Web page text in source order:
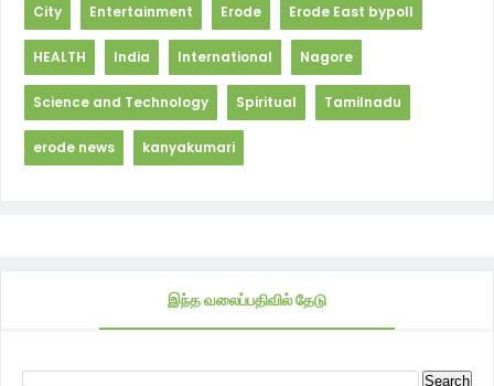
City Entertainment Erode Erode East bypoll
HEALTH India International Nagore
Science and Technology Spiritual Tamilnadu
erode news kanyakumari
இந்த வலைப்பதிவில் தேடு